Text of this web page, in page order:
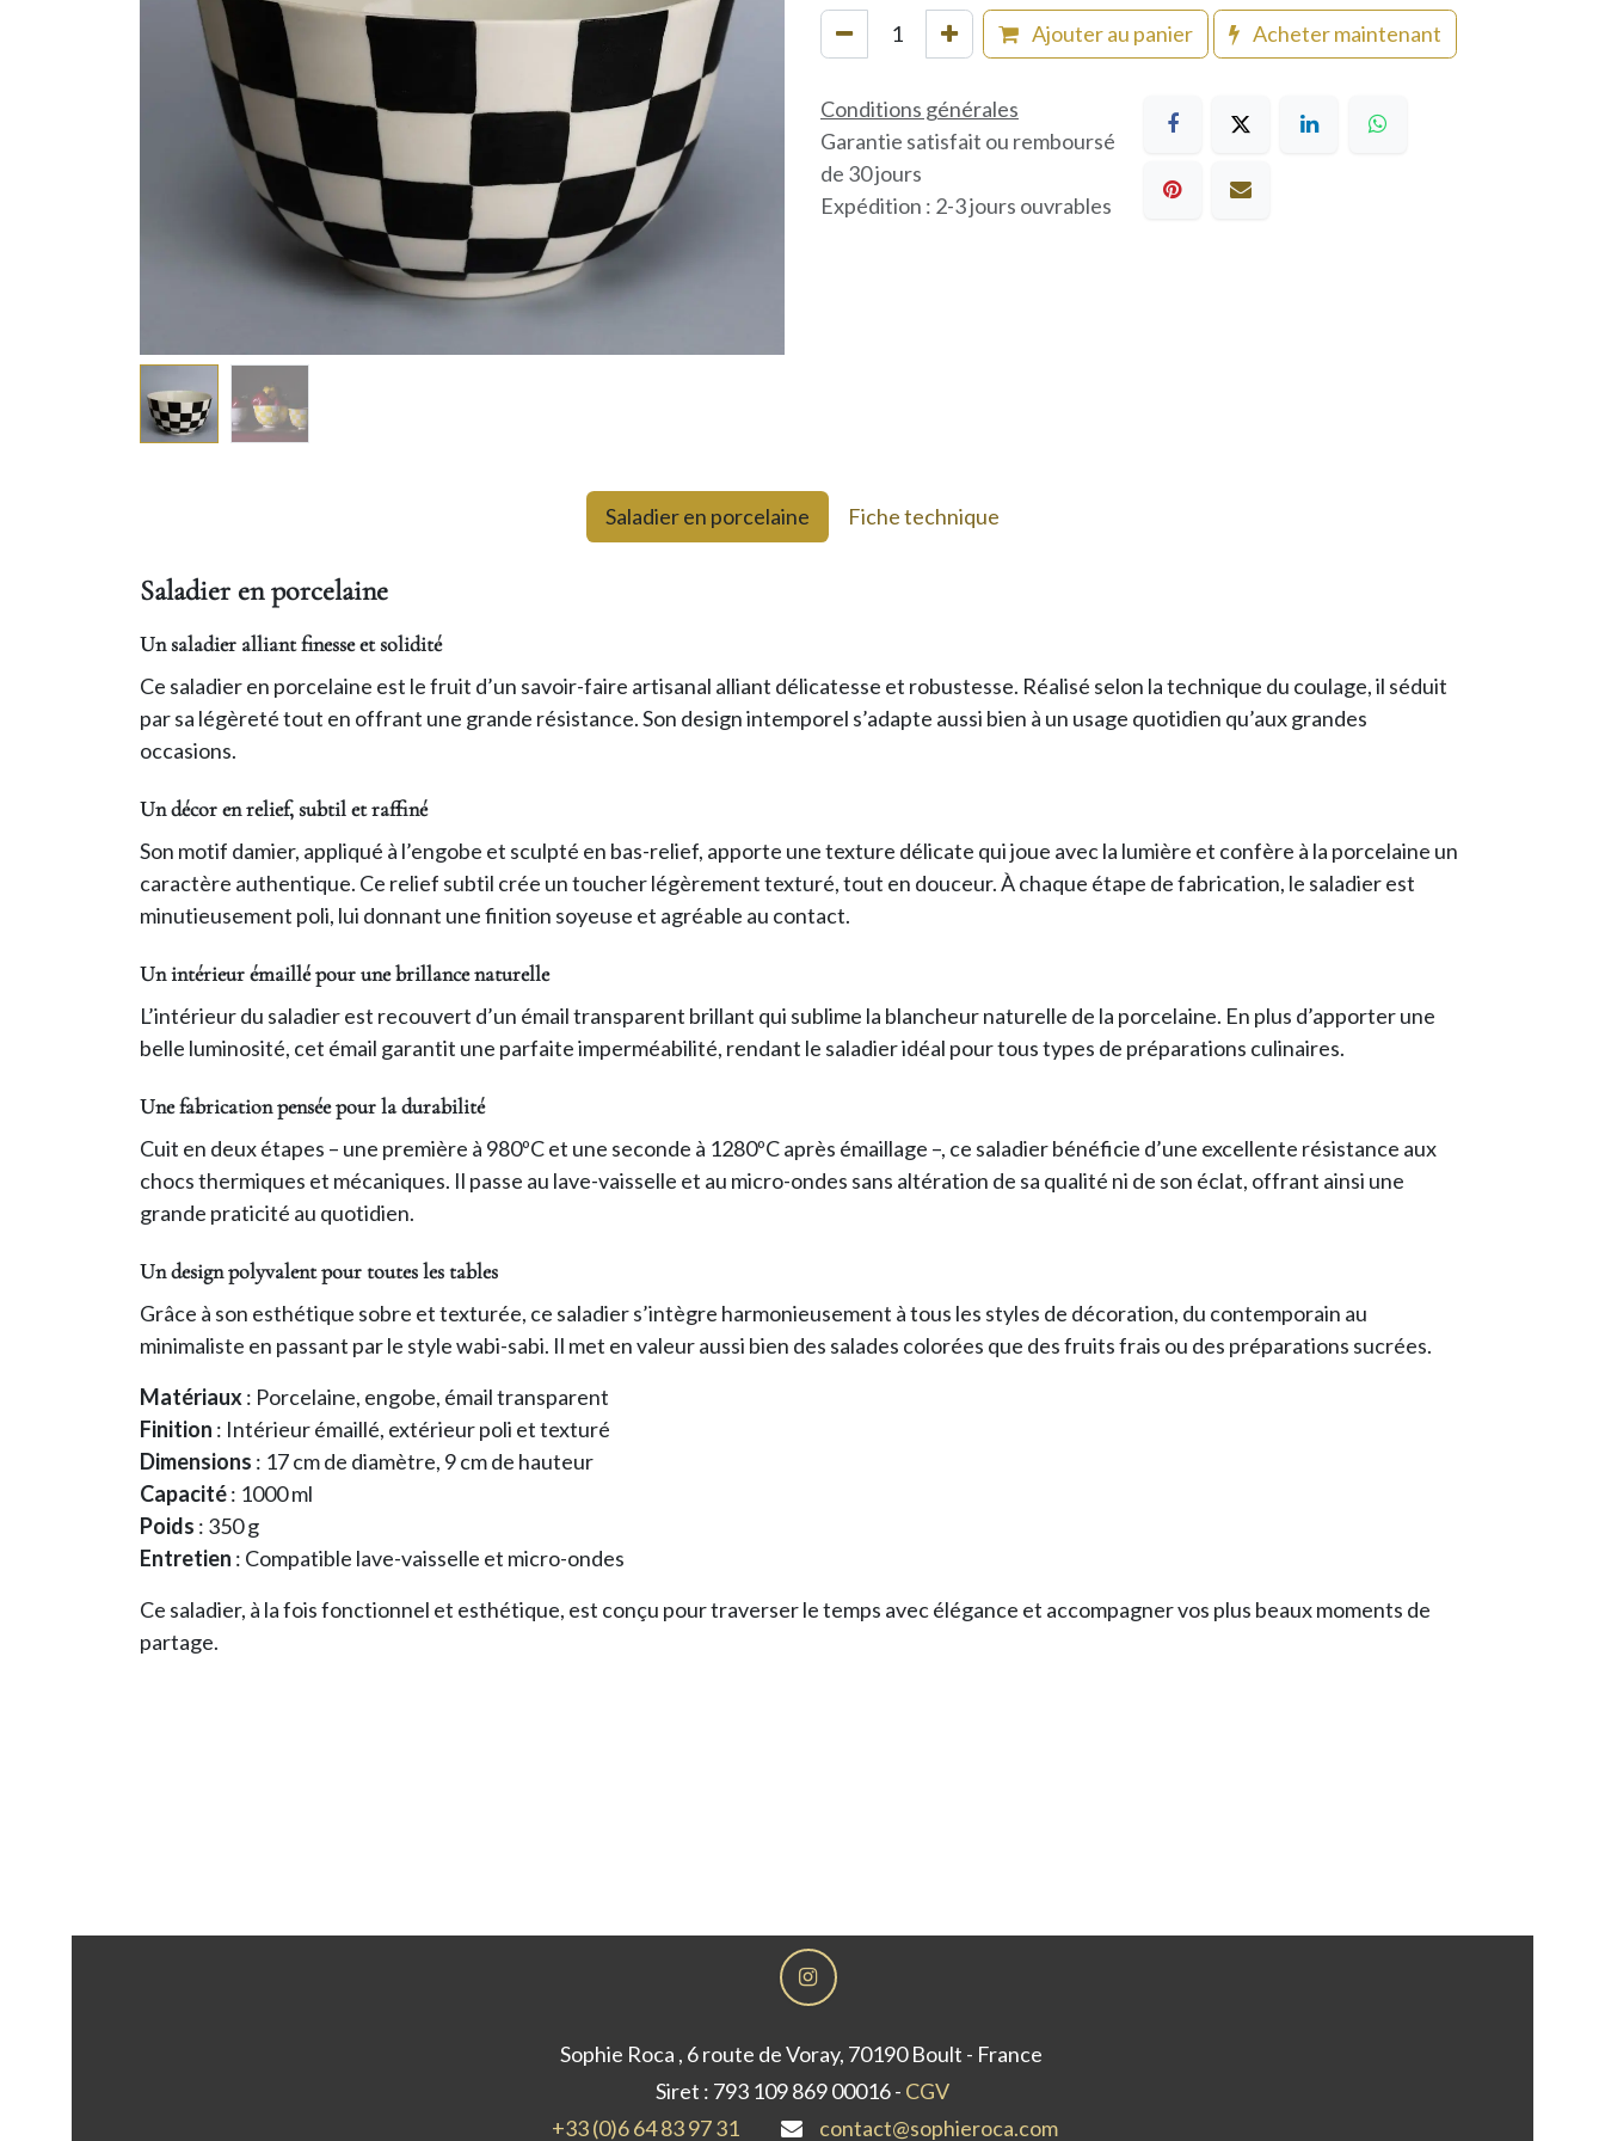
Ajouter au panier Acheter maintenant
Conditions générales
Garantie satisfait ou remboursé
de 30 jours
Expédition : 2-3 jours ouvrables
Saladier en porcelaine Fiche technique
Saladier en porcelaine
Un saladier alliant finesse et solidité
Ce saladier en porcelaine est le fruit d’un savoir-faire artisanal alliant délicatesse et robustesse. Réalisé selon la technique du coulage, il séduit
par sa légèreté tout en offrant une grande résistance. Son design intemporel s’adapte aussi bien à un usage quotidien qu’aux grandes
occasions.
Un décor en relief, subtil et raffiné
Son motif damier, appliqué à l’engobe et sculpté en bas-relief, apporte une texture délicate qui joue avec la lumière et confère à la porcelaine un
caractère authentique. Ce relief subtil crée un toucher légèrement texturé, tout en douceur. À chaque étape de fabrication, le saladier est
minutieusement poli, lui donnant une finition soyeuse et agréable au contact.
Un intérieur émaillé pour une brillance naturelle
L’intérieur du saladier est recouvert d’un émail transparent brillant qui sublime la blancheur naturelle de la porcelaine. En plus d’apporter une
belle luminosité, cet émail garantit une parfaite imperméabilité, rendant le saladier idéal pour tous types de préparations culinaires.
Une fabrication pensée pour la durabilité
Cuit en deux étapes – une première à 980ºC et une seconde à 1280ºC après émaillage –, ce saladier bénéficie d’une excellente résistance aux
chocs thermiques et mécaniques. Il passe au lave-vaisselle et au micro-ondes sans altération de sa qualité ni de son éclat, offrant ainsi une
grande praticité au quotidien.
Un design polyvalent pour toutes les tables
Grâce à son esthétique sobre et texturée, ce saladier s’intègre harmonieusement à tous les styles de décoration, du contemporain au
minimaliste en passant par le style wabi-sabi. Il met en valeur aussi bien des salades colorées que des fruits frais ou des préparations sucrées.
Matériaux: Porcelaine, engobe, émail transparent
Finition : Intérieur émaillé, extérieur poli et texturé
Dimensions : 17 cm de diamètre, 9 cm de hauteur
Capacité: 1000 ml
Poids : 350 g
Entretien : Compatible lave-vaisselle et micro-ondes
Ce saladier, à la fois fonctionnel et esthétique, est conçu pour traverser le temps avec élégance et accompagner vos plus beaux moments de
partage.
Sophie Roca , 6 route de Voray, 70190 Boult - France
Siret : 793 109 869 00016 - CGV
+33 (0)6 64 83 97 31
contact@sophieroca.com